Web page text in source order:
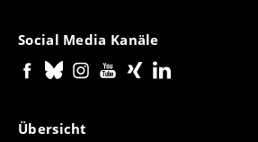
Social Media Kanäle
Übersicht